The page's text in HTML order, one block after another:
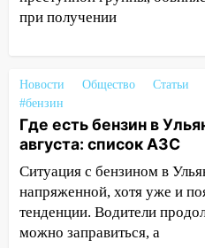
гранату: его
и шквал до 27 м/с
12:31
из Европы и потерял
12:20 В
столкнулись «Лада»
пострадал 14-
12:00
Где есть
при получении
Новости Общество
Статьи
#бензин
Где есть бензин в
августа: список АЗС
Ситуация с бензином в
напряженной, хотя уже и
тенденции. Водители
можно заправиться, а